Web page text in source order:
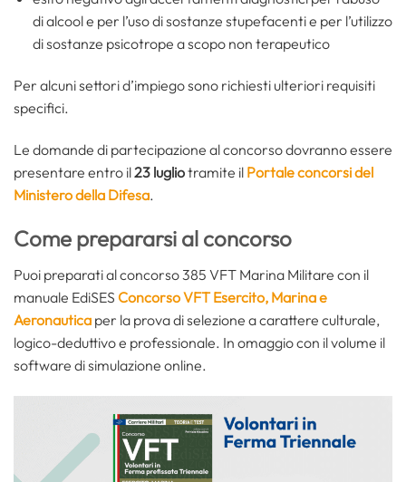
di alcool e per l’uso di sostanze stupefacenti e per l’utilizzo
di sostanze psicotrope a scopo non terapeutico
Per alcuni settori d’impiego sono richiesti ulteriori requisiti
specifici.
Le domande di partecipazione al concorso dovranno essere
presentare entro il23 lugliotramite il Portale concorsi del
Ministero della Difesa.
Come prepararsi al concorso
Puoi preparati al concorso 385 VFT Marina Militare con il
manuale EdiSES Concorso VFT Esercito, Marina e
Aeronautica per la prova di selezione a carattere culturale,
logico-deduttivo e professionale. In omaggio con il volume il
software di simulazione online.